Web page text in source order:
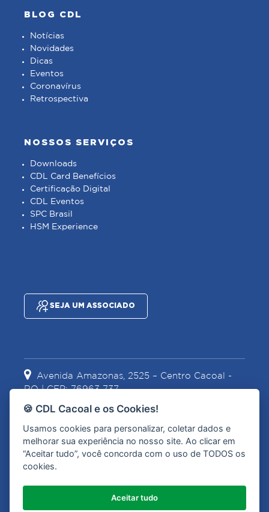
BLOG CDL
Notícias
Novidades
Dicas
Eventos
Coronavírus
Retrospectiva
NOSSOS SERVIÇOS
Downloads
CDL Card Benefícios
Certificação Digital
CDL Eventos
SPC Brasil
HSM Experience
SEJA UM ASSOCIADO
Avenida Amazonas, 2525 – Centro Cacoal -
RO | CEP: 76963-737
(69) 3441-2067 (69) 99967-1628
🍪 CDL Cacoal e os Cookies!
Usamos cookies para personalizar, coletar dados e
melhorar sua experiência no nosso site. Ao clicar em
“Aceitar tudo”, você concorda com o uso de TODOS os
cookies.
Aceitar tudo